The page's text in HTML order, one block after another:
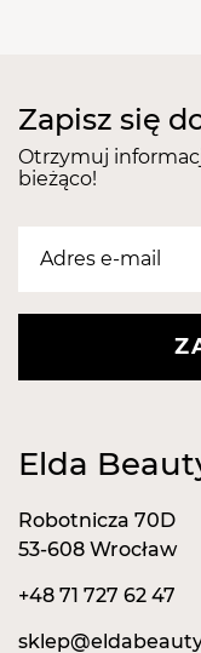
Koi i łagodzi
Wzmaga
Sposób użycia:
odświeżenia skóry
Zapisz się
Otrzymuj
bieżąco!
Elda
Robotnicza 70D
53-608 Wrocław
+48 71 727 62 47